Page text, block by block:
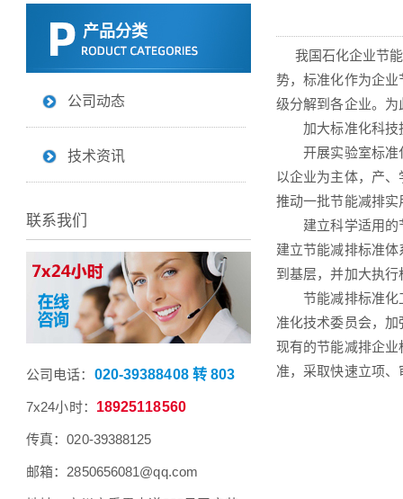
我国石化企业节能
势，标准化作为企
级分解到各企业。
加大标准化科技投
开展实验室标准化
以企业为主体，产
推动一批节能减排
建立科学适用的节
建立节能减排标准
到基层，并加大执
节能减排标准化工
准化技术委员会，
现有的节能减排企
准，采取快速立项
产品分类
公司动态
技术资讯
联系我们
公司电话： 020-39388408 转 803
7x24小时： 18925118560
传真：020-39388125
邮箱：2850656081@qq.com